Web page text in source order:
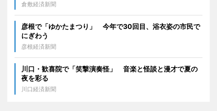
倉敷経済新聞
彦根で「ゆかたまつり」 今年で30回目、浴衣姿の市民で
にぎわう
彦根経済新聞
川口・歓喜院で「笑撃演奏怪」 音楽と怪談と漫才で夏の
夜を彩る
川口経済新聞